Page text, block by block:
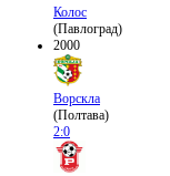
Колос
(Павлоград)
2000
Ворскла
(Полтава)
2:0